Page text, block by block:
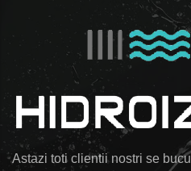
Astazi toti clientii nostri se